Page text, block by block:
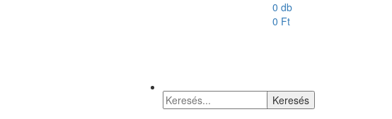
0 db
0 Ft